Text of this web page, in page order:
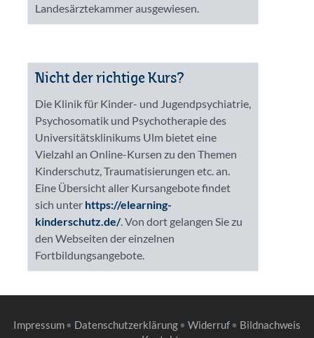
Landesärztekammer ausgewiesen.
Nicht der richtige Kurs?
Die Klinik für Kinder- und Jugendpsychiatrie,
Psychosomatik und Psychotherapie des
Universitätsklinikums Ulm bietet eine
Vielzahl an Online-Kursen zu den Themen
Kinderschutz, Traumatisierungen etc. an.
Eine Übersicht aller Kursangebote findet
sich unter https://elearning-
kinderschutz.de/. Von dort gelangen Sie zu
den Webseiten der einzelnen
Fortbildungsangebote.
Impressum Datenschutzerklärung Widerruf
Bildnachweis